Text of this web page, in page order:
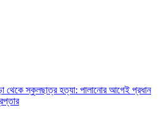
থেকে স্কুলছাত্র হত্যা: পালানোর আগেই প্রধান